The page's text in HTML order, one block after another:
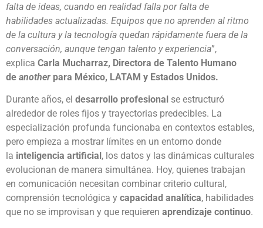
falta de ideas, cuando en realidad falla por falta de
habilidades actualizadas. Equipos que no aprenden al ritmo
de la cultura y la tecnología quedan rápidamente fuera de la
conversación, aunque tengan talento y experiencia”,
explica Carla Mucharraz, Directora de Talento Humano
de another para México, LATAM y Estados Unidos.
Durante años, el desarrollo profesional se estructuró
alrededor de roles fijos y trayectorias predecibles. La
especialización profunda funcionaba en contextos estables,
pero empieza a mostrar límites en un entorno donde
la inteligencia artificial, los datos y las dinámicas culturales
evolucionan de manera simultánea. Hoy, quienes trabajan
en comunicación necesitan combinar criterio cultural,
comprensión tecnológica y capacidad analítica, habilidades
que no se improvisan y que requieren aprendizaje continuo.